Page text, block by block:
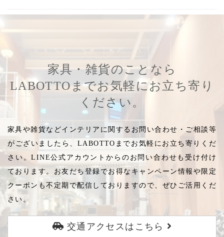
家具・雑貨のことなら
LABOTTOまでお気軽にお立ち寄り
ください。
家具や雑貨などインテリアに関するお問い合わせ・ご相談等
がございましたら、LABOTTOまでお気軽にお立ち寄りくだ
さい。LINE公式アカウントからのお問い合わせも受け付け
ております。お友だち登録でお得なキャンペーン情報や限定
クーポンも不定期で配信しておりますので、ぜひご活用くだ
さい。
交通アクセスはこちら